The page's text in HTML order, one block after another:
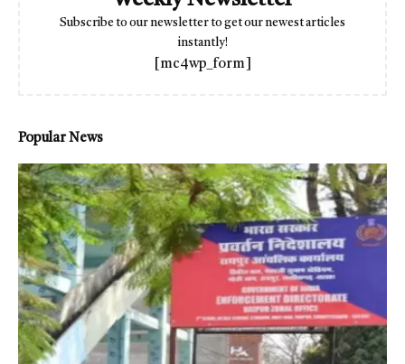
Subscribe to our newsletter to get our newest articles
instantly!
[mc4wp_form]
Popular News